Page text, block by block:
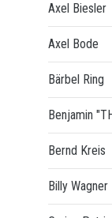
Axel Biesler
Axel Bode
Bärbel Ring
Benjamin
Bernd Kreis
Billy Wagner